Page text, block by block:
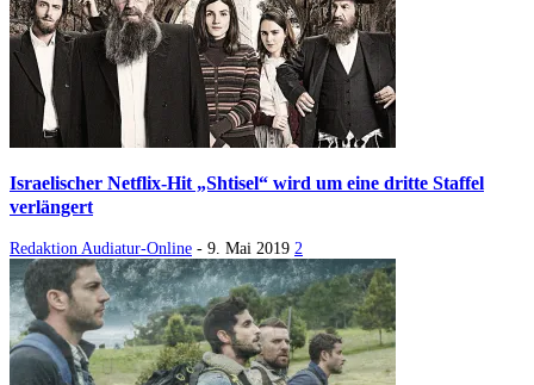
Israelischer Netflix-Hit „Shtisel“ wird um eine dritte Staffel
verlängert
Redaktion Audiatur-Online - 9. Mai 2019 2